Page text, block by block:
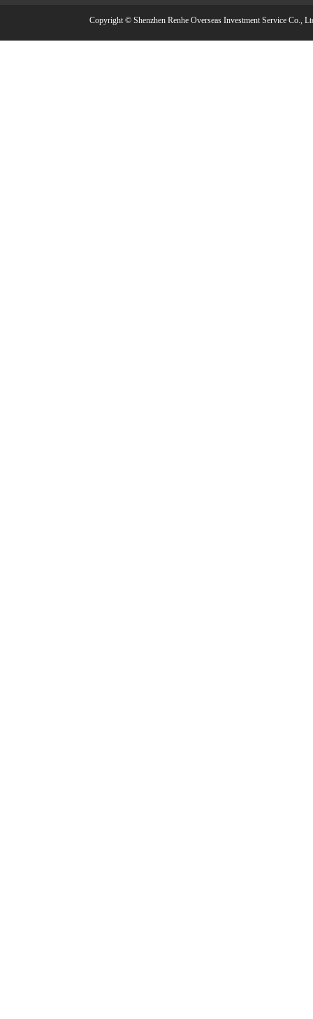
Copyright © Shenzhen Renhe Overseas Investment Service Co.,